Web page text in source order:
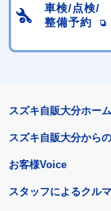
車検/点検/
整備予約
スズキ自販大分ホーム
スズキ自販大分から
お客様Voice
スタッフによるクル